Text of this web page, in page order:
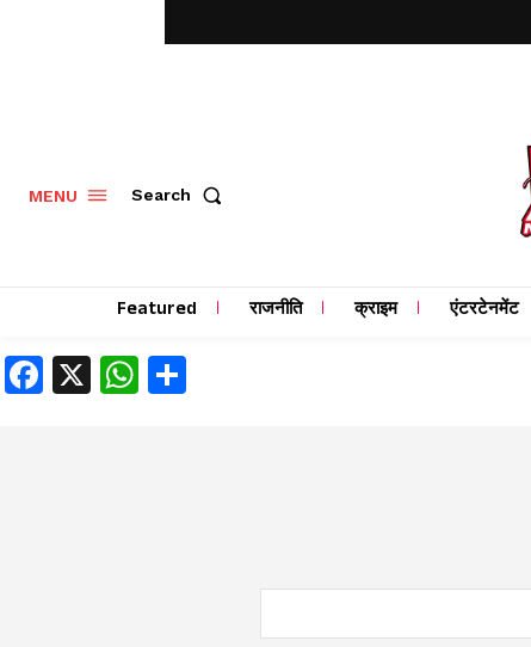
MENU Search
Featured राजनीति क्राइम एंटरटेनमेंट
Facebook
X WhatsApp